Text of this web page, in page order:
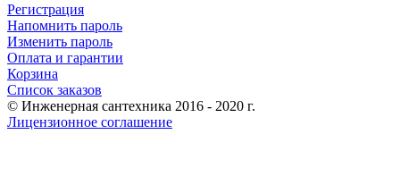
Регистрация
Напомнить пароль
Изменить пароль
Оплата и гарантии
Корзина
Список заказов
© Инженерная сантехника 2016 - 2020 г.
Лицензионное соглашение